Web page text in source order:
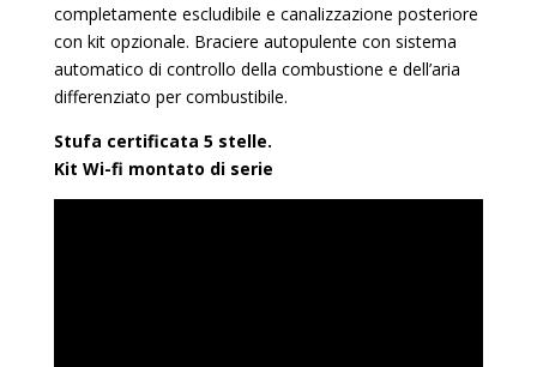
completamente escludibile e canalizzazione posteriore
con kit opzionale. Braciere autopulente con sistema
automatico di controllo della combustione e dell’aria
differenziato per combustibile.
Stufa certificata 5 stelle.
Kit Wi-fi montato di serie